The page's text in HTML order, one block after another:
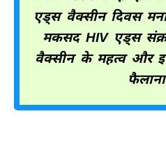
एड्स वैक्सीन दिवस
मकसद HIV एड्स
वैक्सीन के महत्व और